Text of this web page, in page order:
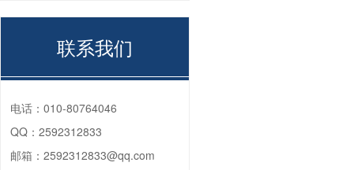
联系我们
电话： 010-80764046
QQ： 2592312833
邮箱： 2592312833@qq.com